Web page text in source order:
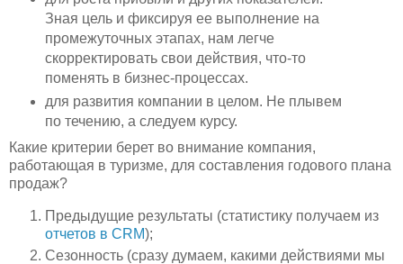
Зная цель и фиксируя ее выполнение на
промежуточных этапах, нам легче
скорректировать свои действия, что-то
поменять в бизнес-процессах.
для развития компании в целом. Не плывем
по течению, а следуем курсу.
Какие критерии берет во внимание компания,
работающая в туризме, для составления годового плана
продаж?
Предыдущие результаты (статистику получаем из
отчетов в CRM);
Сезонность (сразу думаем, какими действиями мы